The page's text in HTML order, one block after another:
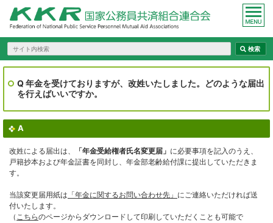
Q 年金を受けておりますが、改姓いたしました。どのような届出
を行えばいいですか。
A
改姓による届出は、 「年金受給権者氏名変更届」 に必要事項を記入のうえ、
戸籍抄本および年金証書を同封し、年金部老齢給付課に提出していただきま
す。
当該変更届用紙は 「年金に関するお問い合わせ先」 にご連絡いただければ送
付いたします。
（ こちらのページからダウンロードして印刷していただくことも可能で